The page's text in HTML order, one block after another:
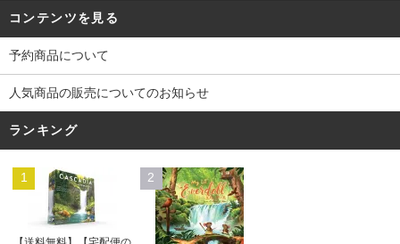
コンテンツを見る
予約商品について
人気商品の販売についてのお知らせ
ランキング
1 2